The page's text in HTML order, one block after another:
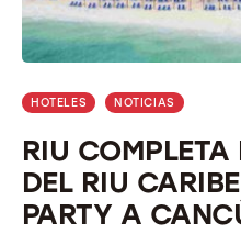
HOTELES NOTICIAS
RIU
DEL RIU
PARTY A